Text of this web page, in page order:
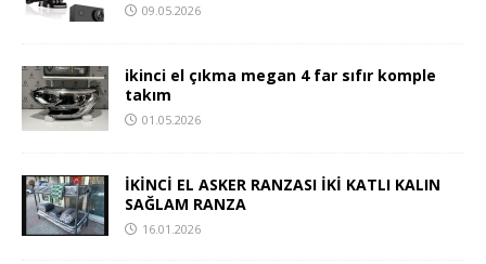
09.05.2026
ikinci el çıkma megan 4 far sıfır komple
takım
01.05.2026
İKİNCİ EL ASKER RANZASI İKİ KATLI KALIN
SAĞLAM RANZA
16.01.2026